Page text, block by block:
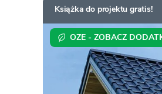
DACH
KONSTRUKCJA
STYL
ZABUDOWA
URZĄDZAM DOM -
PRZEPISY I
FINANSE I KOSZTY
OZE
OZE - ZOBACZ
Książka do projektu gratis!